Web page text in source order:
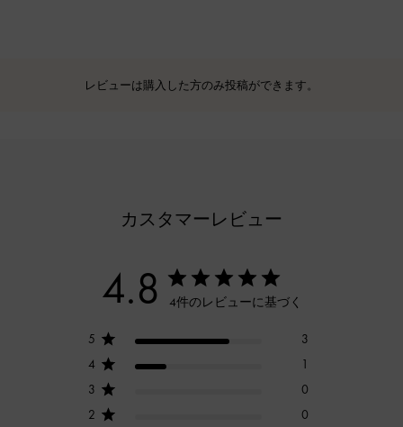
レビューは購入した方のみ投稿ができます。
カスタマーレビュー
4.8 4件のレビューに基づく
5
3
4
1
3
0
2
0